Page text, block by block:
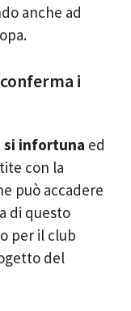
anche ad
i
si infortuna ed
con la
può accadere
di questo
per il club
del